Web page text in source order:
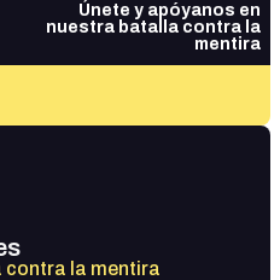
Únete y apóyanos en
nuestra batalla contra la
mentira
contra la mentira